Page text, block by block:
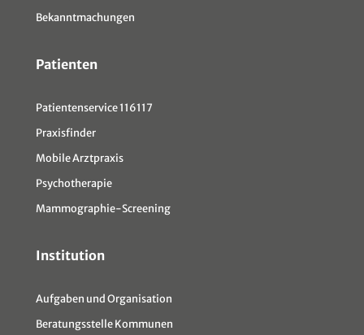
Bekanntmachungen
Patienten
Patientenservice 116117
Praxisfinder
Mobile Arztpraxis
Psychotherapie
Mammographie-Screening
Institution
Aufgaben und Organisation
Beratungsstelle Kommunen